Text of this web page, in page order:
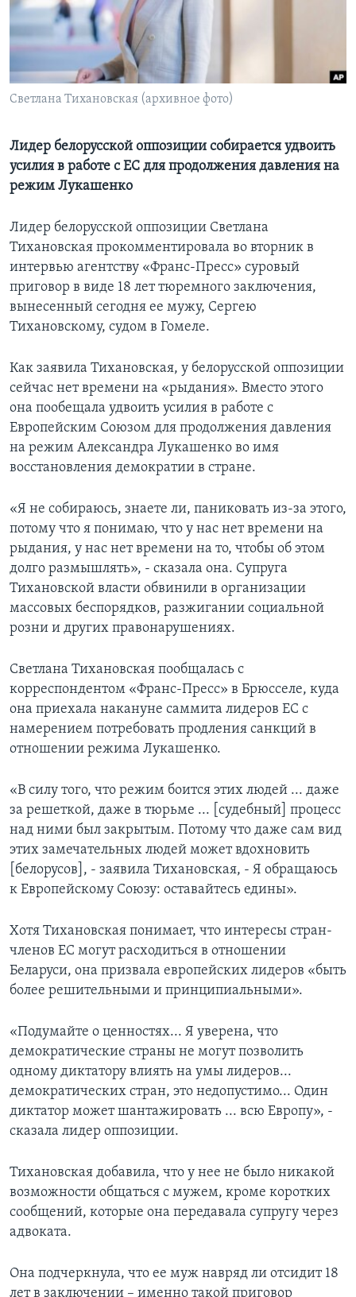
Learning English
СОЦИАЛЬНЫЕ СЕТИ
Языки
Светлана Тихановская (архивное фото)
Лидер белорусской оппозиции собирается удвоить
усилия в работе с ЕС для продолжения давления на
режим Лукашенко
Лидер белорусской оппозиции Светлана
Тихановская прокомментировала во вторник в
интервью агентству «Франс-Пресс» суровый
приговор в виде 18 лет тюремного заключения,
вынесенный сегодня ее мужу, Сергею
Тихановскому, судом в Гомеле.
Как заявила Тихановская, у белорусской оппозиции
сейчас нет времени на «рыдания». Вместо этого
она пообещала удвоить усилия в работе с
Европейским Союзом для продолжения давления
на режим Александра Лукашенко во имя
восстановления демократии в стране.
«Я не собираюсь, знаете ли, паниковать из-за этого,
потому что я понимаю, что у нас нет времени на
рыдания, у нас нет времени на то, чтобы об этом
долго размышлять», - сказала она. Супруга
Тихановской власти обвинили в организации
массовых беспорядков, разжигании социальной
розни и других правонарушениях.
Светлана Тихановская пообщалась с
корреспондентом «Франс-Пресс» в Брюсселе, куда
она приехала накануне саммита лидеров ЕС с
намерением потребовать продления санкций в
отношении режима Лукашенко.
«В силу того, что режим боится этих людей ... даже
за решеткой, даже в тюрьме ... [судебный] процесс
над ними был закрытым. Потому что даже сам вид
этих замечательных людей может вдохновить
[белорусов], - заявила Тихановская, - Я обращаюсь
к Европейскому Союзу: оставайтесь едины».
Хотя Тихановская понимает, что интересы стран-
членов ЕС могут расходиться в отношении
Беларуси, она призвала европейских лидеров «быть
более решительными и принципиальными».
«Подумайте о ценностях... Я уверена, что
демократические страны не могут позволить
одному диктатору влиять на умы лидеров...
демократических стран, это недопустимо... Один
диктатор может шантажировать ... всю Европу», -
сказала лидер оппозиции.
Тихановская добавила, что у нее не было никакой
возможности общаться с мужем, кроме коротких
сообщений, которые она передавала супругу через
адвоката.
Она подчеркнула, что ее муж навряд ли отсидит 18
лет в заключении – именно такой приговор